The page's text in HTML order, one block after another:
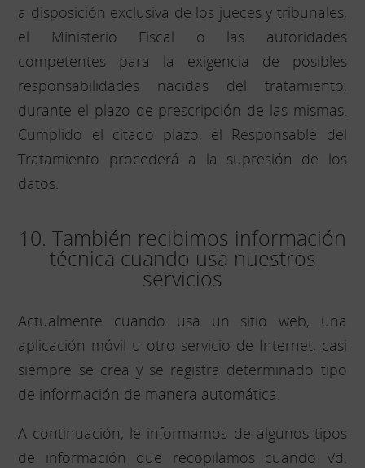
a disposición exclusiva de los jueces y tribunales,
el Ministerio Fiscal o las autoridades
competentes para la exigencia de posibles
responsabilidades nacidas del tratamiento,
durante el plazo de prescripción de las mismas.
Cumplido el citado plazo, el Responsable del
Tratamiento procederá a la supresión de los
datos.
10. También recibimos información
técnica cuando usa nuestros
servicios
Actualmente cuando usa un sitio web, una
aplicación móvil u otro servicio de Internet, casi
siempre se crea y se registra determinado tipo
de información de manera automática.
A continuación, le informamos de algunos tipos
de información que recopilamos cuando Vd.